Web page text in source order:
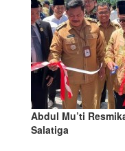
Abdul Mu’ti
Salatiga